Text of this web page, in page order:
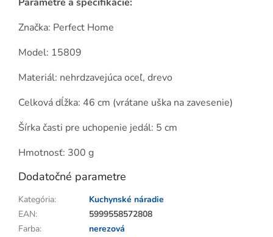
Značka: Perfect Home
Model: 15809
Materiál: nehrdzavejúca oceľ, drevo
Celková dĺžka: 46 cm (vrátane uška na zavesenie)
Šírka časti pre uchopenie jedál: 5 cm
Hmotnosť: 300 g
Dodatočné parametre
Kategória:
Kuchynské náradie
EAN:
5999558572808
Farba:
nerezová